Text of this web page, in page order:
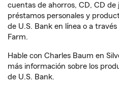
cuentas de ahorros, CD, CD
préstamos personales y
de U.S. Bank en línea o a
Farm.
Hable con Charles Baum en
más información sobre los
de U.S. Bank.